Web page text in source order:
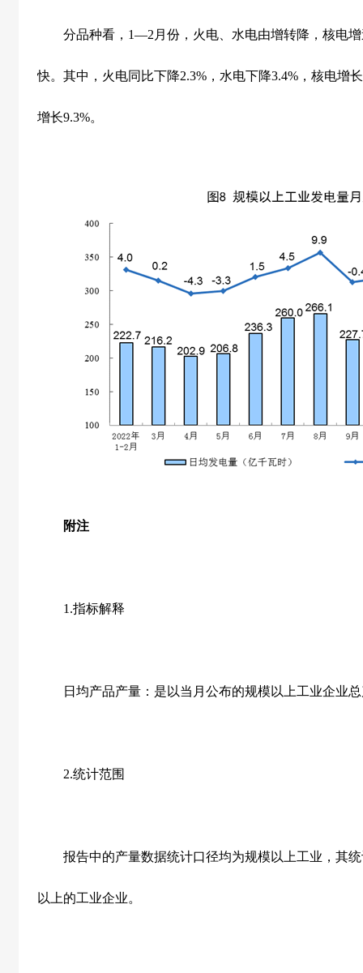
分品种看， 1—2 月份，火电、水电由增转降，核电
快。其中，火电同比下降2.3% ，水电下降3.4% ，核电增长
增长9.3%。
附注
1.指标解释
日均产品产量：是以当月公布的规模以上工业企业总
2.统计范围
报告中的产量数据统计口径均为规模以上工业，其统
以上的工业企业。